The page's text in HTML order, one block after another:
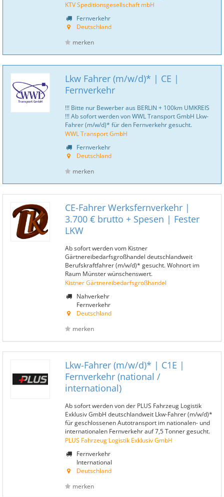
KTV Speditionsgesellschaft mbH
Fernverkehr
Deutschland
merken
Lkw Fahrer (m/w/d)* | CE |
Fernverkehr
!!! Bitte nur Bewerber aus BERLIN + 100km UMKREIS
!!! Ab sofort werden von WWL Transport GmbH Lkw-
Fahrer (m/w/d)* für den Fernverkehr gesucht.
WWL Transport GmbH
Fernverkehr
Deutschland
merken
CE-Fahrer Werksfernverkehr |
3.700 € brutto + Spesen | Fester
LKW
Ab sofort werden vom Kistner
Gärtnereibedarfsgroßhandel deutschlandweit
Berufskraftfahrer (m/w/d)* gesucht. Wohnort im
Raum Münster wünschenswert.
Kistner Gärtnereibedarfsgroßhandel
Nahverkehr
Fernverkehr
Deutschland
merken
Lkw-Fahrer (m/w/d)* | C1E |
Fernverkehr (national /
international)
Ab sofort werden von der PLUS Fahrzeug Logistik
Exklusiv GmbH deutschlandweit Lkw-Fahrer (m/w/d)*
für geschlossenen Autotransport im nationalen- und
internationalen Fernverkehr auf 7,5 Tonner gesucht.
PLUS Fahrzeug Logistik Exklusiv GmbH
Fernverkehr
International
Deutschland
merken